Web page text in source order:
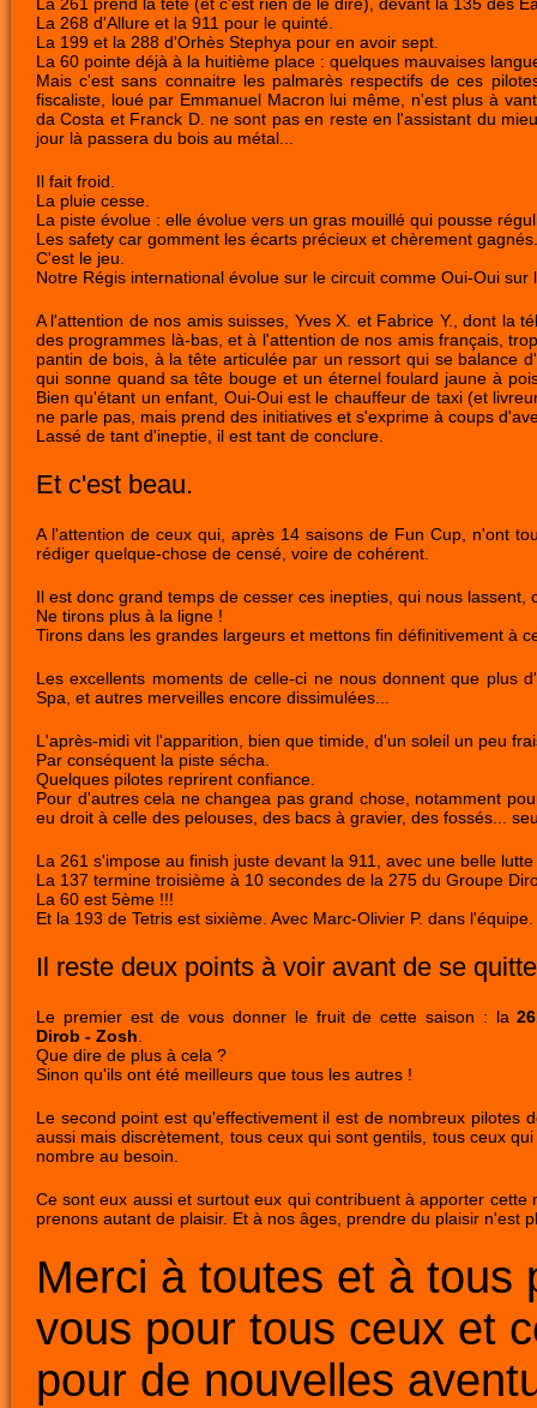
La 268 d'Allure et la 911 pour le quinté.
La 199 et la 288 d'Orhès Stephya pour en avoir sept.
La 60 pointe déjà à la huitième place : quelques mauvaises
Mais c'est sans connaitre les palmarès respectifs de ces
fiscaliste, loué par Emmanuel Macron lui même, n'est plus à
da Costa et Franck D. ne sont pas en reste en l'assistant du
jour là passera du bois au métal...
Il fait froid.
La pluie cesse.
La piste évolue : elle évolue vers un gras mouillé qui pousse
Les safety car gomment les écarts précieux et chèrement gagnés.
C'est le jeu.
Notre Régis international évolue sur le circuit comme Oui-Oui sur
A l'attention de nos amis suisses, Yves X. et Fabrice Y., dont la
des programmes là-bas, et à l'attention de nos amis français,
pantin de bois, à la tête articulée par un ressort qui se balance
qui sonne quand sa tête bouge et un éternel foulard jaune à
Bien qu'étant un enfant, Oui-Oui est le chauffeur de taxi (et
ne parle pas, mais prend des initiatives et s'exprime à coups
Lassé de tant d'ineptie, il est tant de conclure.
Et c'est beau.
A l'attention de ceux qui, après 14 saisons de Fun Cup, n'ont
rédiger quelque-chose de censé, voire de cohérent.
Il est donc grand temps de cesser ces inepties, qui nous lassent,
Ne tirons plus à la ligne !
Tirons dans les grandes largeurs et mettons fin définitivement à
Les excellents moments de celle-ci ne nous donnent que plus
Spa, et autres merveilles encore dissimulées...
L'après-midi vit l'apparition, bien que timide, d'un soleil un peu
Par conséquent la piste sécha.
Quelques pilotes reprirent confiance.
Pour d'autres cela ne changea pas grand chose, notamment
eu droit à celle des pelouses, des bacs à gravier, des fossés...
La 261 s'impose au finish juste devant la 911, avec une belle
La 137 termine troisième à 10 secondes de la 275 du Groupe
La 60 est 5ème !!!
Et la 193 de Tetris est sixième. Avec Marc-Olivier P. dans l'équipe.
Il reste deux points à voir avant de se
Le premier est de vous donner le fruit de cette saison : la
Dirob - Zosh
Que dire de plus à cela ?
Sinon qu'ils ont été meilleurs que tous les autres !
Le second point est qu'effectivement il est de nombreux pilotes
aussi mais discrètement, tous ceux qui sont gentils, tous ceux
nombre au besoin.
Ce sont eux aussi et surtout eux qui contribuent à apporter
prenons autant de plaisir. Et à nos âges, prendre du plaisir n'est
Merci à toutes et à tous
vous pour tous ceux et
pour de nouvelles